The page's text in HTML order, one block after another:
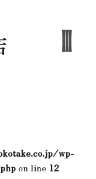
wp-
on line 12